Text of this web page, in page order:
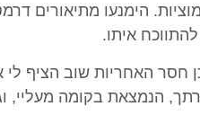
הימנעו מתיאורים
איתו.
האחריות שוב הציף לי